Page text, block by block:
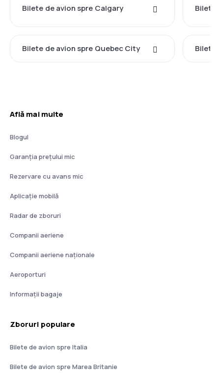
Bilete de avion spre Calgary Bilete
Bilete de avion spre Quebec City Bilete
Află mai multe
Blogul
Garanția prețului mic
Rezervare cu avans mic
Aplicație mobilă
Radar de zboruri
Companii aeriene
Companii aeriene naţionale
Aeroporturi
Informații bagaje
Zboruri populare
Bilete de avion spre Italia
Bilete de avion spre Marea Britanie